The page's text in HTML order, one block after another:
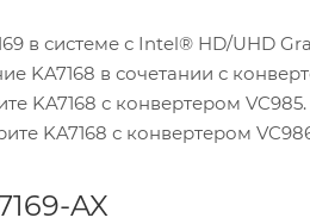
в системе с Intel® HD/UHD
KA7168 в сочетании с
KA7168 с конвертером VC985.
KA7168 с конвертером
AX